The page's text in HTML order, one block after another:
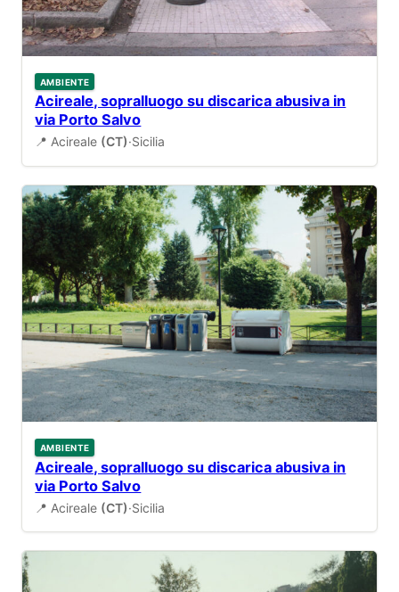
AMBIENTE
Acireale, sopralluogo su discarica abusiva in
via Porto Salvo
📍 Acireale (CT)·Sicilia
AMBIENTE
Acireale, sopralluogo su discarica abusiva in
via Porto Salvo
📍 Acireale (CT)·Sicilia